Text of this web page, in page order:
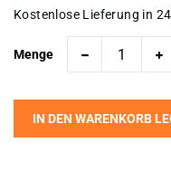
Kostenlose Lieferung in
Menge
IN DEN WARENKORB